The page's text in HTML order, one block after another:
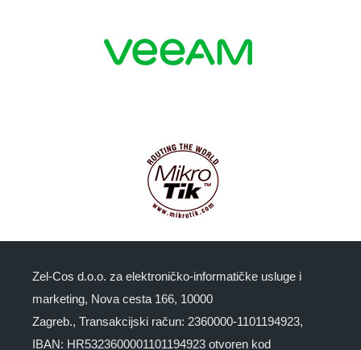
Zel-Cos d.o.o. za elektroničko-informatičke usluge i
marketing, Nova cesta 166, 10000
Zagreb., Transakcijski račun: 2360000-1101194923,
IBAN: HR5323600001101194923 otvoren kod